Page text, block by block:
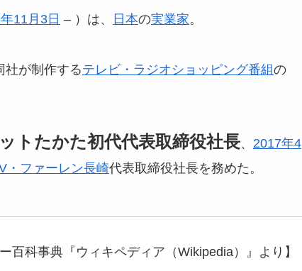
11月3日 – ）は、 日本の実業家。
社が制作するテレビ・ラジオショッピング番組の
トたかた初代代表取締役社長、 2017年4
・ファーレン長崎代表取締役社長を務めた。
ペディア（Wikipedia）』より】